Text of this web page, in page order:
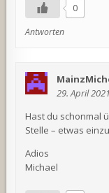
0
Antworten
29. April
Hast du schonmal
Stelle – etwas
Adios
Michael